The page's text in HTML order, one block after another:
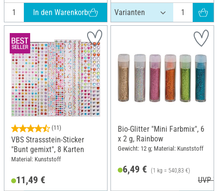
In den Warenkorb
(11)
VBS Strassstein-Sticker
"Bunt gemixt", 8 Karten
Material: Kunststoff
11,49 €
Bio-Glitter "Mini Farbmix", 6
x 2 g, Rainbow
Gewicht: 12 g; Material: Kunststoff
6,49 € (1 kg = 540,83 €)
UVP